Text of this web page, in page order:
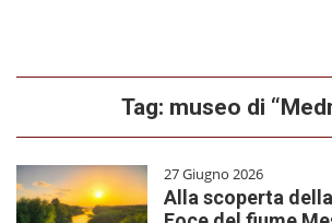
Tag: museo di
27 Giugno 2026
Alla scoperta